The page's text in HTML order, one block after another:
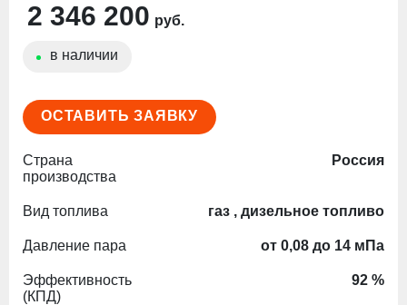
2 346 200 руб.
в наличии
ОСТАВИТЬ ЗАЯВКУ
Страна
производства
Россия
Вид топлива газ , дизельное топливо
Давление пара от 0,08 до 14 мПа
Эффективность
(КПД)
92 %